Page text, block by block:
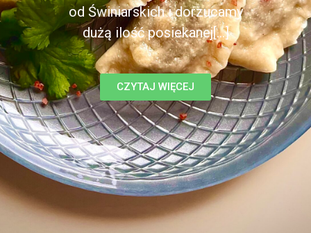
od Świniarskich i dorzucamy
dużą ilość posiekanej[...]
CZYTAJ WIĘCEJ